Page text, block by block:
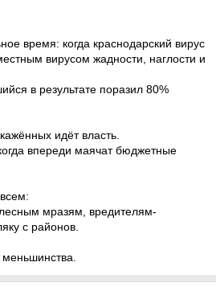
время: когда краснодарский вирус
вирусом жадности, наглости и
в результате поразил 80%
идёт власть.
впереди маячат бюджетные
мразям, вредителям-
с районов.